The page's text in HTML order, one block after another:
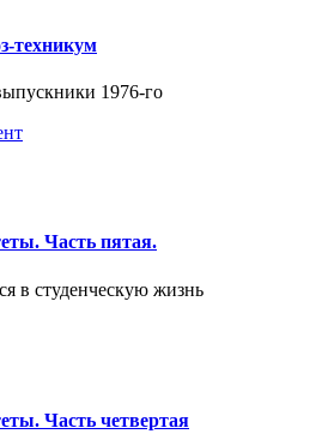
техникум
1976-го
Часть пятая.
в студенческую жизнь
Часть четвертая